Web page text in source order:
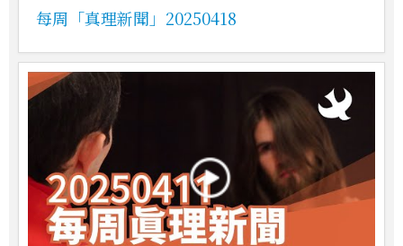
每周「真理新聞」20250418